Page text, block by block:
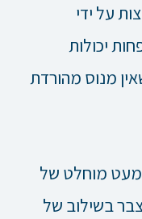
על ידי
יכולות
מנוס מהורדת
מוחלט של
בשילוב של